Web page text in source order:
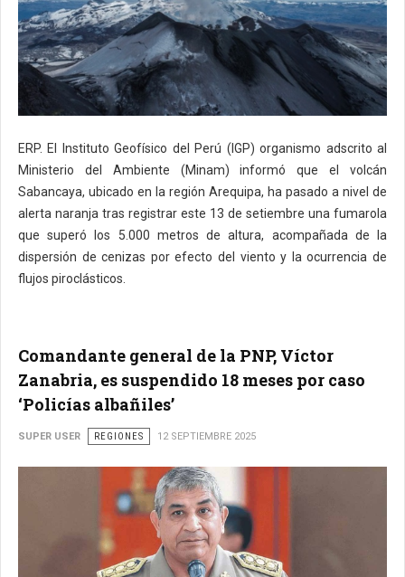
ERP. El Instituto Geofísico del Perú (IGP) organismo adscrito al
Ministerio del Ambiente (Minam) informó que el volcán
Sabancaya, ubicado en la región Arequipa, ha pasado a nivel de
alerta naranja tras registrar este 13 de setiembre una fumarola
que superó los 5.000 metros de altura, acompañada de la
dispersión de cenizas por efecto del viento y la ocurrencia de
flujos piroclásticos.
Comandante general de la PNP, Víctor
Zanabria, es suspendido 18 meses por caso
‘Policías albañiles’
SUPER USER REGIONES 12 SEPTIEMBRE 2025